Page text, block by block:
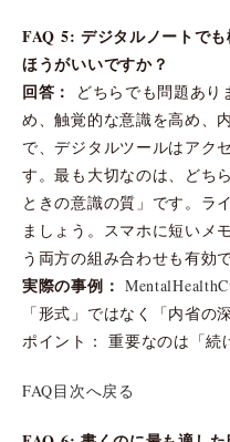
FAQ 5: デジタルノートで
ほうがいいですか？
回答：
どちらでも問題あり
め、触覚的な意識を高め、
で、デジタルツールはアク
す。最も大切なのは、どち
ときの意識の質」です。ラ
ましょう。スマホに短いメ
う両方の組み合わせも有効で
実際の事例：
「形式」ではなく「内省の
ポイント： 重要なのは「続
FAQ目次へ戻る